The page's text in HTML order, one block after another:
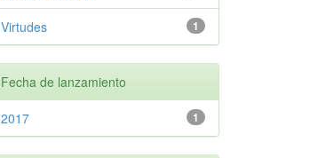
1
Virtudes
Fecha de lanzamiento
1
2017